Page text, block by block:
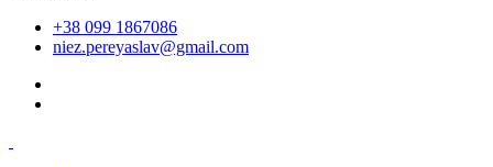
+38 099 1867086
niez.pereyaslav@gmail.com